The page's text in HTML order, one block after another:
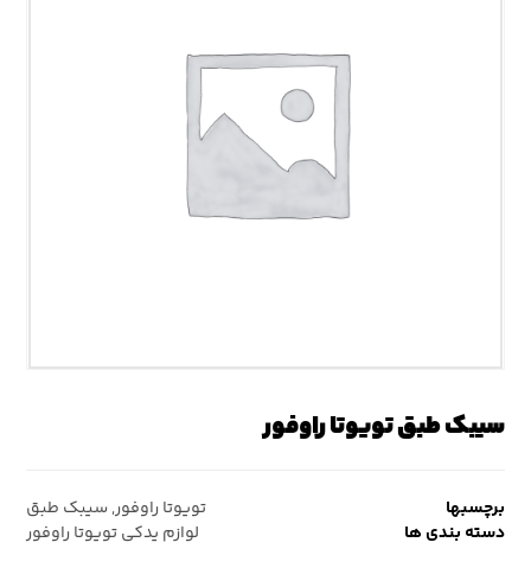
سیبک طبق تویوتا راوفور
برچسبها تویوتا راوفور,سیبک طبق
دسته بندی ها
لوازم یدکی تویوتا راوفور